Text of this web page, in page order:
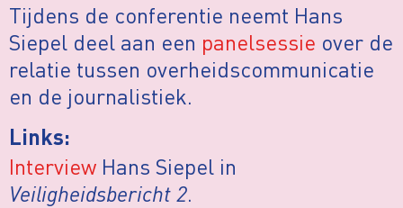
Tijdens de conferentie neemt Hans
Siepel deel aan een panelsessie over de
relatie tussen overheidscommunicatie
en de journalistiek.
Links:
Interview Hans Siepel in
Veiligheidsbericht 2.